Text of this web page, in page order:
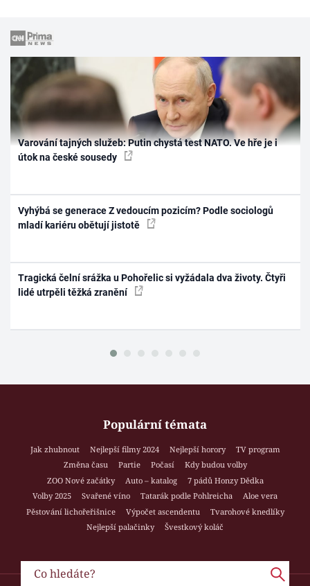
Varování tajných služeb: Putin chystá test NATO. Ve hře je i
útok na české sousedy
Vyhýbá se generace Z vedoucím pozicím? Podle sociologů
mladí kariéru obětují jistotě
Tragická čelní srážka u Pohořelic si vyžádala dva životy. Čtyři
lidé utrpěli těžká zranění
Populární témata
Jak zhubnout Nejlepší filmy 2024 Nejlepší horory
TV program
Změna času
Partie Počasí
Kdy budou volby
ZOO Nové začátky
Auto – katalog
7 pádů Honzy Dědka
Volby 2025
Svařené víno Tatarák podle Pohlreicha
Aloe vera
Pěstování lichořeřišnice
Výpočet ascendentu
Tvarohové knedlíky
Nejlepší palačinky
Švestkový koláč